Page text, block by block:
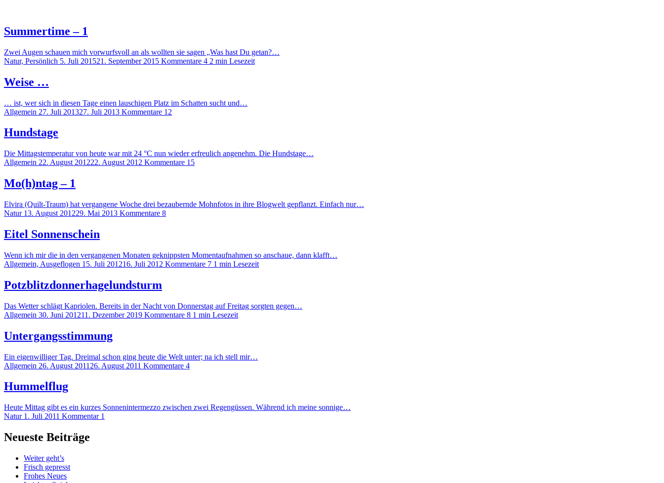
Summertime – 1
Zwei Augen schauen mich vorwurfsvoll an als wollten sie sagen „Was hast Du getan?…
Natur, Persönlich 5. Juli 201521. September 2015 Kommentare 4 2 min Lesezeit
Weise …
… ist, wer sich in diesen Tage einen lauschigen Platz im Schatten sucht und…
Allgemein 27. Juli 201327. Juli 2013 Kommentare 12
Hundstage
Die Mittagstemperatur von heute war mit 24 °C nun wieder erfreulich angenehm. Die Hundstage…
Allgemein 22. August 201222. August 2012 Kommentare 15
Mo(h)ntag – 1
Elvira (Quilt-Traum) hat vergangene Woche drei bezaubernde Mohnfotos in ihre Blogwelt gepflanzt. Einfach nur…
Natur 13. August 201229. Mai 2013 Kommentare 8
Eitel Sonnenschein
Wenn ich mir die in den vergangenen Monaten geknippsten Momentaufnahmen so anschaue, dann klafft…
Allgemein, Ausgeflogen 15. Juli 201216. Juli 2012 Kommentare 7 1 min Lesezeit
Potzblitzdonnerhagelundsturm
Das Wetter schlägt Kapriolen. Bereits in der Nacht von Donnerstag auf Freitag sorgten gegen…
Allgemein 30. Juni 201211. Dezember 2019 Kommentare 8 1 min Lesezeit
Untergangsstimmung
Ein eigenwilliger Tag. Dreimal schon ging heute die Welt unter; na ich stell mir…
Allgemein 26. August 2011 26. August 2011 Kommentare 4
Hummelflug
Heute Mittag gibt es ein kurzes Sonnenintermezzo zwischen zwei Regengüssen. Während ich meine sonnige…
Natur 1. Juli 2011 Kommentar 1
Neueste Beiträge
Weiter geht’s
Frisch gepresst
Frohes Neues